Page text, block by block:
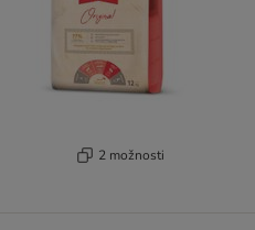
2 možnosti